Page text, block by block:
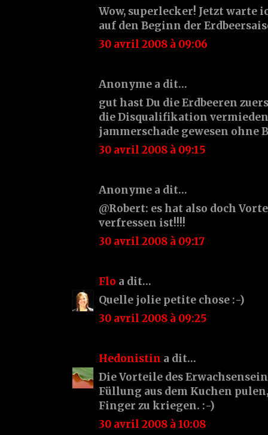
Wow, superlecker! Jetzt warte
auf den Beginn der
30 avril 2008 à 09:06
Anonyme a dit…
gut hast Du die Erdbeeren
die Disqualifikation
jammerschade gewesen ohne
30 avril 2008 à 09:15
Anonyme a dit…
@Robert: es hat also doch
verfressen ist!!!!
30 avril 2008 à 09:17
Flo a dit…
Quelle jolie petite chose :-)
30 avril 2008 à 09:25
Hedonistin a dit…
Die Vorteile des
Füllung aus dem Kuchen
Finger zu kriegen. :-)
30 avril 2008 à 10:08